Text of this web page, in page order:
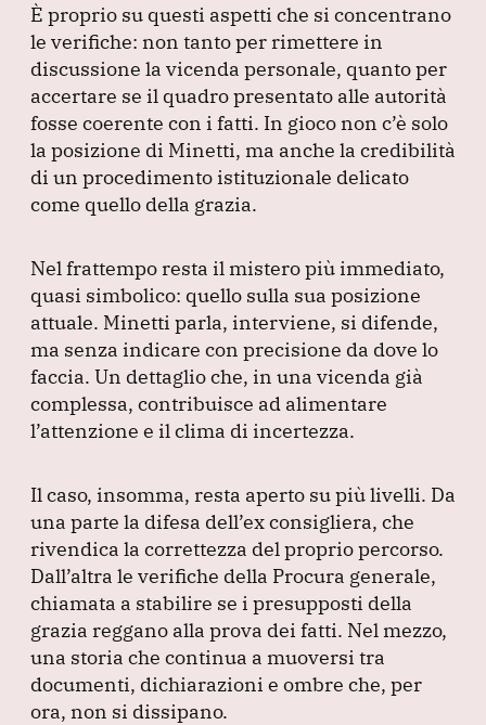
È proprio su questi aspetti che si concentrano
le verifiche: non tanto per rimettere in
discussione la vicenda personale, quanto per
accertare se il quadro presentato alle autorità
fosse coerente con i fatti. In gioco non c’è solo
la posizione di Minetti, ma anche la credibilità
di un procedimento istituzionale delicato
come quello della grazia.
Nel frattempo resta il mistero più immediato,
quasi simbolico: quello sulla sua posizione
attuale. Minetti parla, interviene, si difende,
ma senza indicare con precisione da dove lo
faccia. Un dettaglio che, in una vicenda già
complessa, contribuisce ad alimentare
l’attenzione e il clima di incertezza.
Il caso, insomma, resta aperto su più livelli. Da
una parte la difesa dell’ex consigliera, che
rivendica la correttezza del proprio percorso.
Dall’altra le verifiche della Procura generale,
chiamata a stabilire se i presupposti della
grazia reggano alla prova dei fatti. Nel mezzo,
una storia che continua a muoversi tra
documenti, dichiarazioni e ombre che, per
ora, non si dissipano.